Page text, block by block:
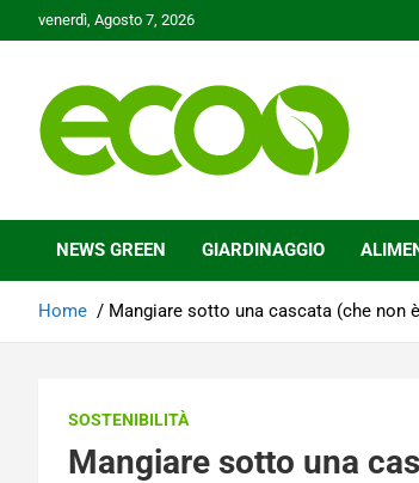
to
venerdì, Agosto 7, 2026
Ecoo.it
NEWS GREEN GIARDINAGGIO
Home Mangiare sotto una cascata (che non
SOSTENIBILITÀ
Mangiare sotto una